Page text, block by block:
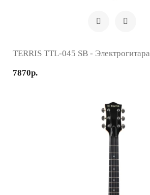
TERRIS TTL-045 SB - Электрогитара
7870р.